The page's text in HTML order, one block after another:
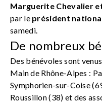
Marguerite Chevalier
par le président
samedi.
De nombreux
Des bénévoles sont
Main de Rhône-Alpes :
Symphorien-sur-Coise
Roussillon (38) et des